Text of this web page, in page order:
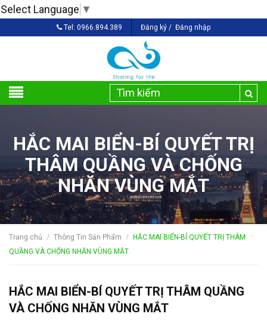
Select Language ▼
Tel: 0966.894.389 Đăng ký / Đăng nhập
HẮC MAI BIỂN-BÍ QUYẾT TRỊ
THÂM QUẦNG VÀ CHỐNG
NHĂN VÙNG MẮT
Trang chủ / Thông Tin Sản Phẩm /
HẮC MAI BIỂN-BÍ QUYẾT TRỊ THÂM
QUẦNG VÀ CHỐNG NHĂN VÙNG MẮT
HẮC MAI BIỂN-BÍ QUYẾT TRỊ THÂM QUẦNG
VÀ CHỐNG NHĂN VÙNG MẮT